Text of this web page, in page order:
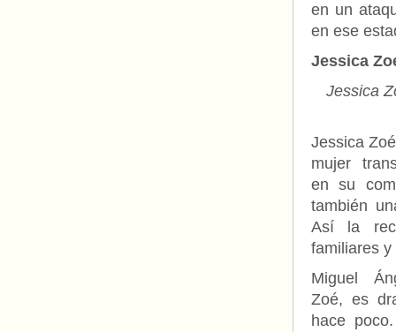
en un
en ese
Jessica
Jessica
Jessica
mujer
en su
también
Así la
familiares y
Miguel
Zoé, es
hace